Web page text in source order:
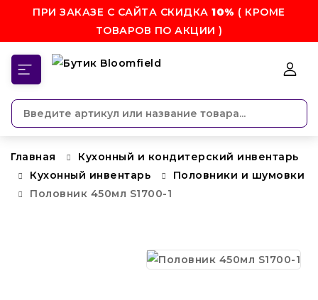
ПРИ ЗАКАЗЕ С САЙТА СКИДКА10% ( КРОМЕ
ТОВАРОВ ПО АКЦИИ )
Главная
Кухонный и кондитерский инвентарь
Кухонный инвентарь
Половники и шумовки
Половник 450мл S1700-1